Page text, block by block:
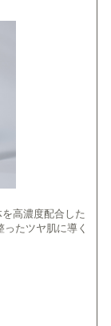
高濃度配合した
たツヤ肌に導く